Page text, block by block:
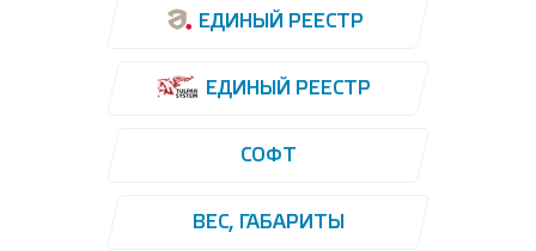
ЕДИНЫЙ РЕЕСТР
ЕДИНЫЙ РЕЕСТР
СОФТ
ВЕС, ГАБАРИТЫ